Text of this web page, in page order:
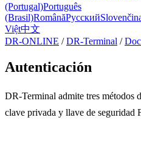
(Portugal)Português
(Brasil)RomânăРусский
Việt中文
DR-ONLINE / DR-Terminal /
Autenticación
DR-Terminal admite tres métodos
clave privada y llave de